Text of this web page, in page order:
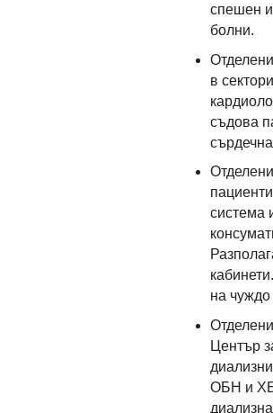
спешен
болни.
в
съдова
система
на чуждо
Център
ОБН и